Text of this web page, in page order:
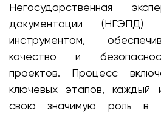
Негосударственная
документации (НГЭПД)
инструментом,
качество и
проектов. Процесс
ключевых этапов, каждый
свою значимую роль в